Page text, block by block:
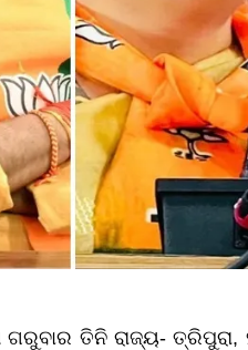
ତିନି ରାଜ୍ୟ- ତ୍ରିପୁରା,